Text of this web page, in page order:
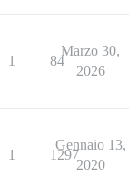
1 84
Marzo 30,
2026
1 1297
Gennaio 13,
2020